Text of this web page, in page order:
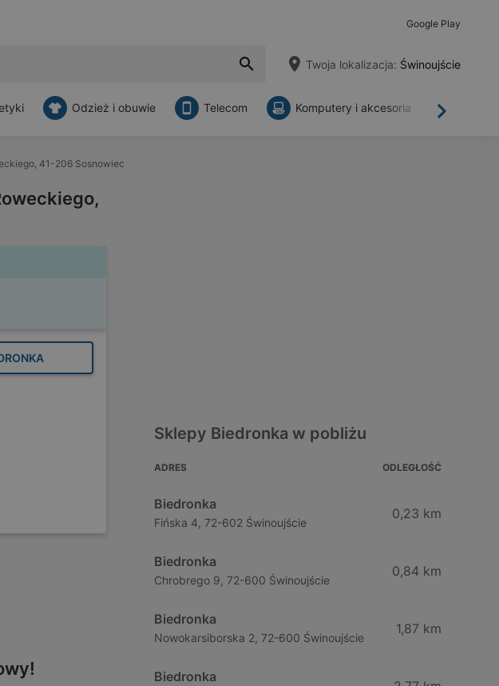
Google Play
Twoja lokalizacja: Świnoujście
Dalej
Odzież i obuwie Telecom Komputery i akcesoria
41-206 Sosnowiec
Sklepy Biedronka w pobliżu
ADRES ODLEGŁOŚĆ
Biedronka
Fińska 4, 72-602 Świnoujście
0,23 km
Biedronka
Chrobrego 9, 72-600 Świnoujście
0,84 km
Biedronka
Nowokarsiborska 2, 72-600 Świnoujście
1,87 km
Biedronka